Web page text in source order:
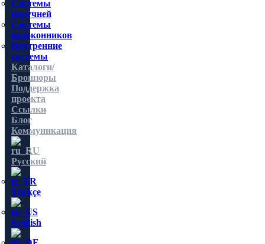
Системы
поручней
Системы
подоконников
Внутренние
системы
Каталоги/
Брошюры
Поддержка
проекта
Ссылки
Блог
Коммуникация
Русский
Türkçe
English